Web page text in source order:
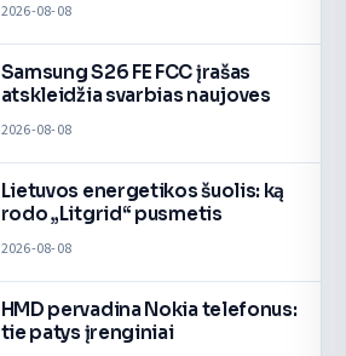
2026-08-08
Samsung S26 FE FCC įrašas
atskleidžia svarbias naujoves
2026-08-08
Lietuvos energetikos šuolis: ką
rodo „Litgrid“ pusmetis
2026-08-08
HMD pervadina Nokia telefonus:
tie patys įrenginiai